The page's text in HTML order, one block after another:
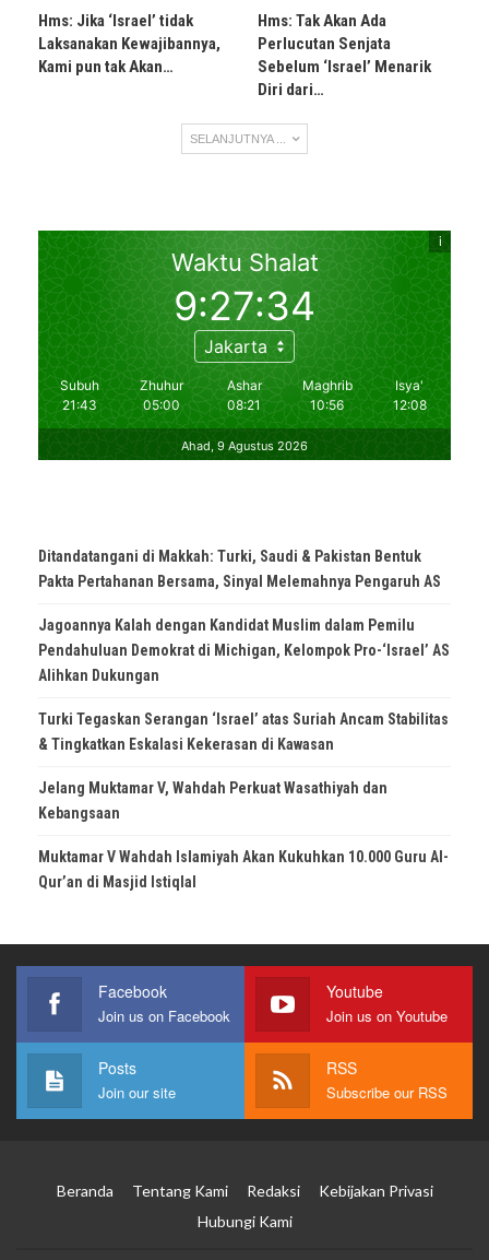
Hms: Jika ‘Israel’ tidak
Laksanakan Kewajibannya,
Kami pun tak Akan…
Hms: Tak Akan Ada
Perlucutan Senjata
Sebelum ‘Israel’ Menarik
Diri dari…
SELANJUTNYA ...
Ditandatangani di Makkah: Turki, Saudi & Pakistan Bentuk
Pakta Pertahanan Bersama, Sinyal Melemahnya Pengaruh AS
Jagoannya Kalah dengan Kandidat Muslim dalam Pemilu
Pendahuluan Demokrat di Michigan, Kelompok Pro-‘Israel’ AS
Alihkan Dukungan
Turki Tegaskan Serangan ‘Israel’ atas Suriah Ancam Stabilitas
& Tingkatkan Eskalasi Kekerasan di Kawasan
Jelang Muktamar V, Wahdah Perkuat Wasathiyah dan
Kebangsaan
Muktamar V Wahdah Islamiyah Akan Kukuhkan 10.000 Guru Al-
Qur’an di Masjid Istiqlal
Facebook
Join us on Facebook
Youtube
Join us on Youtube
Posts
Join our site
RSS
Subscribe our RSS
Beranda Tentang Kami Redaksi
Kebijakan Privasi
Hubungi Kami